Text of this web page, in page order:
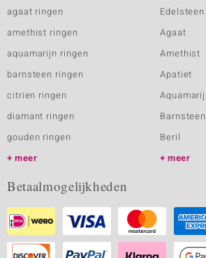
agaat ringen
amethist ringen
aquamarijn ringen
barnsteen ringen
citrien ringen
diamant ringen
gouden ringen
meer
Agaat
Amethist
Apatiet
Barnsteen
Beril
meer
Betaalmogelijkheden